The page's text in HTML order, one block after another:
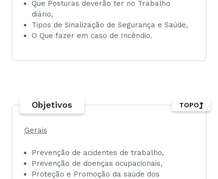
Que Posturas deverão ter no Trabalho
diário,
Tipos de Sinalização de Segurança e Saúde,
O Que fazer em caso de Incêndio.
Objetivos
Gerais
Prevenção de acidentes de trabalho,
Prevenção de doenças ocupacionais,
Proteção e Promoção da saúde dos
TOPO